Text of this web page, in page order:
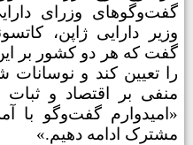
گفت‌وگوهای وزرای
وزیر دارایی ژاپن،
گفت که هر دو کشور بر این
را تعیین کند و نوسانات
منفی بر اقتصاد و ثبات
«امیدوارم گفت‌وگو با
مشترک ادامه دهیم.»